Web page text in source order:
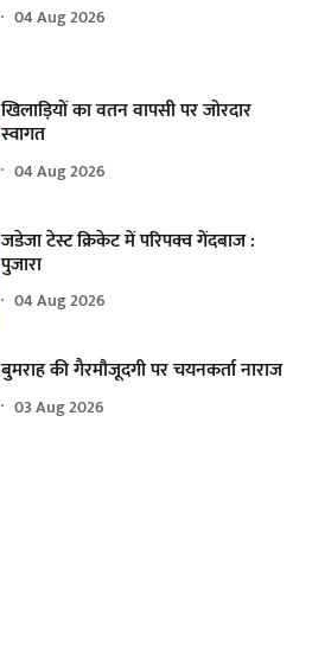
04 Aug 2026
खिलाड़ियों का वतन वापसी पर जोरदार
स्वागत
04 Aug 2026
जडेजा टेस्ट क्रिकेट में परिपक्व गेंदबाज :
पुजारा
04 Aug 2026
बुमराह की गैरमौजूदगी पर चयनकर्ता नाराज
03 Aug 2026